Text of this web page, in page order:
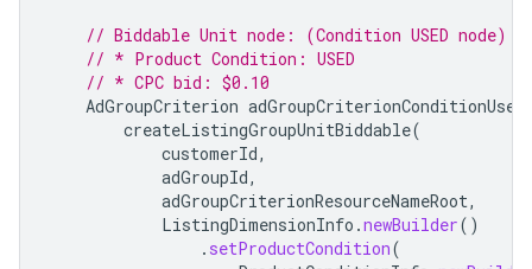
// Biddable Unit node: (Condition USED node)
// * Product Condition: USED
// * CPC bid: $0.10
AdGroupCriterion adGroupCriterionConditionUsed
createListingGroupUnitBiddable(
customerId,
adGroupId,
adGroupCriterionResourceNameRoot,
ListingDimensionInfo .newBuilder()
. setProductCondition(